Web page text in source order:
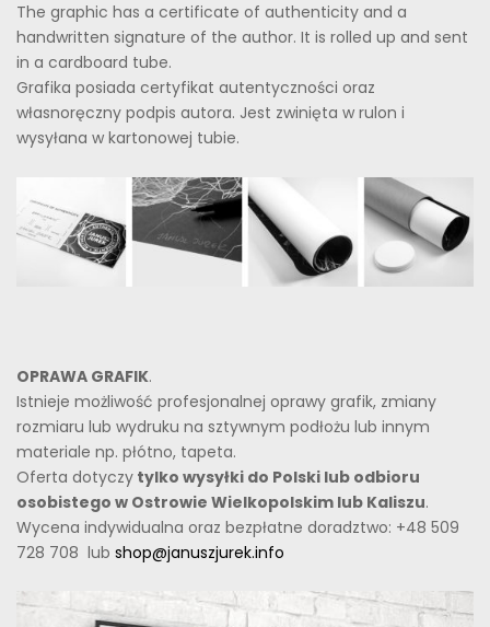
The graphic has a certificate of authenticity and a
handwritten signature of the author. It is rolled up and sent
in a cardboard tube.
Grafika posiada certyfikat autentyczności oraz
własnoręczny podpis autora. Jest zwinięta w rulon i
wysyłana w kartonowej tubie.
OPRAWA GRAFIK.
Istnieje możliwość profesjonalnej oprawy grafik, zmiany
rozmiaru lub wydruku na sztywnym podłożu lub innym
materiale np. płótno, tapeta.
Oferta dotyczy tylko wysyłki do Polski lub odbioru
osobistego w Ostrowie Wielkopolskim lub Kaliszu.
Wycena indywidualna oraz bezpłatne doradztwo: +48 509
728 708 lub shop@januszjurek.info